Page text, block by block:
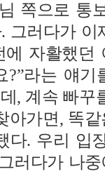
쪽으로 통
그러다가
자활했던
라는 얘
, 계속 빠꾸
아가면, 똑
. 우리 입
러다가 나